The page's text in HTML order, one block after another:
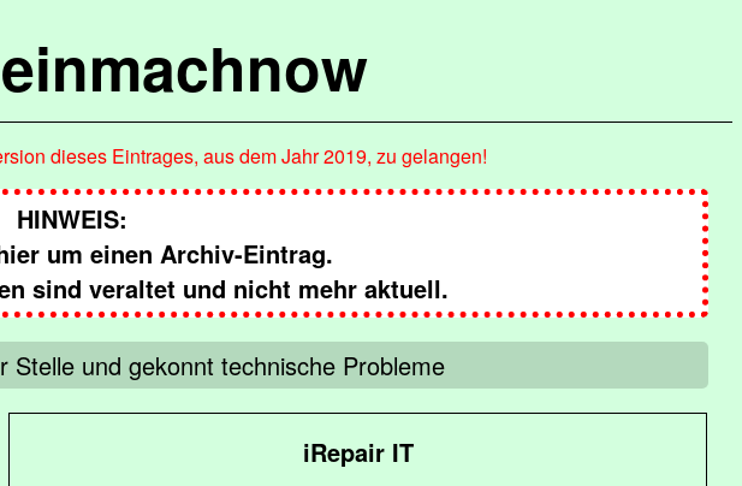
dieses Eintrages, aus dem Jahr 2019, zu gelangen!
HINWEIS:
um einen Archiv-Eintrag.
sind veraltet und nicht mehr aktuell.
Stelle und gekonnt technische Probleme
iRepair IT